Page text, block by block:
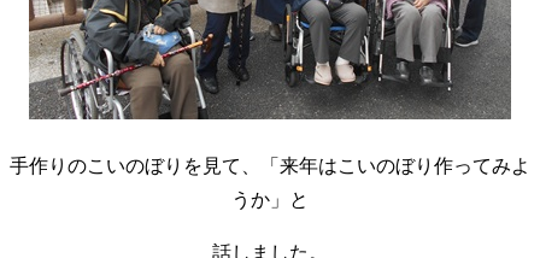
手作りのこいのぼりを見て、「来年はこいのぼり作ってみよ
うか」と
話しました。